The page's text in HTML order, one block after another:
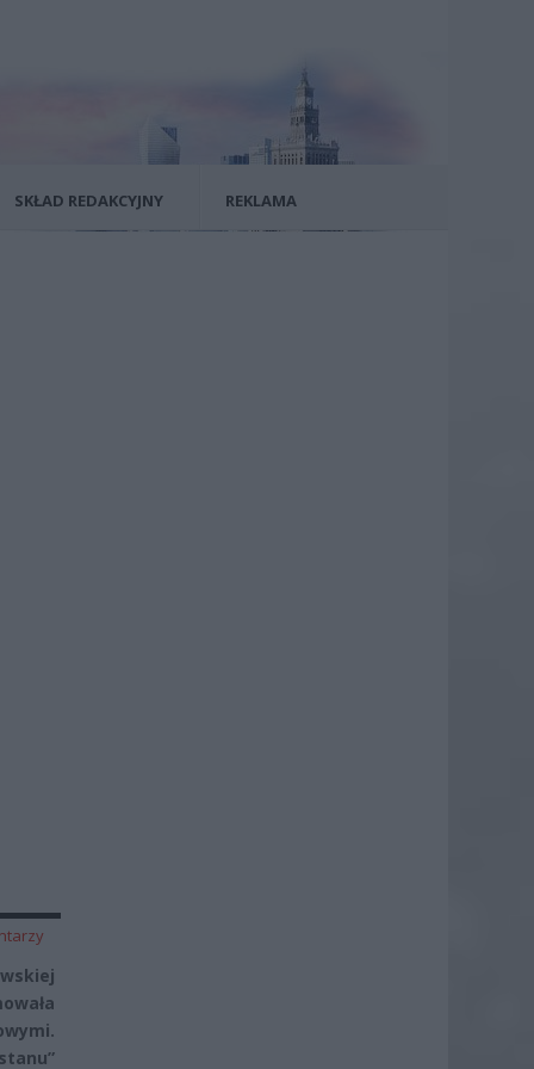
SKŁAD REDAKCYJNY REKLAMA